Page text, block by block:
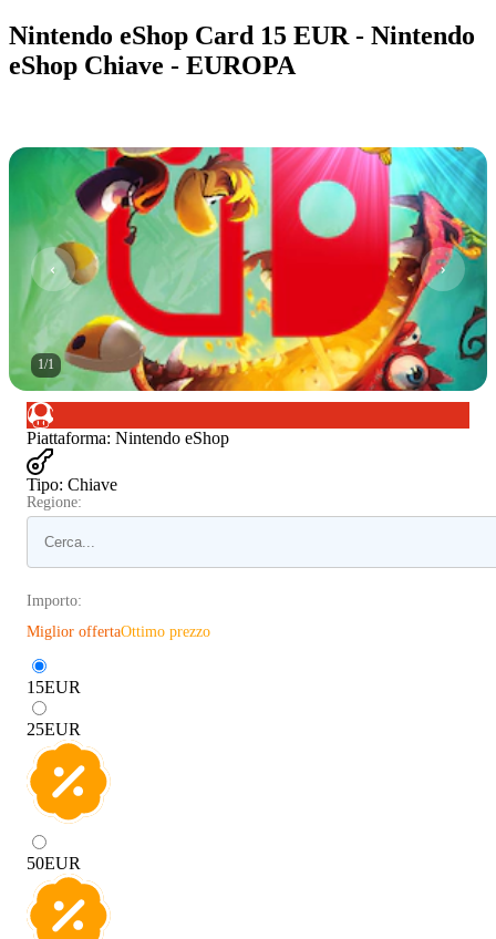
Nintendo eShop Card 15 EUR - Nintendo
eShop Chiave - EUROPA
1/1
Piattaforma: Nintendo eShop
Tipo: Chiave
Regione:
Importo:
Miglior offertaOttimo prezzo
15EUR
25EUR
50EUR